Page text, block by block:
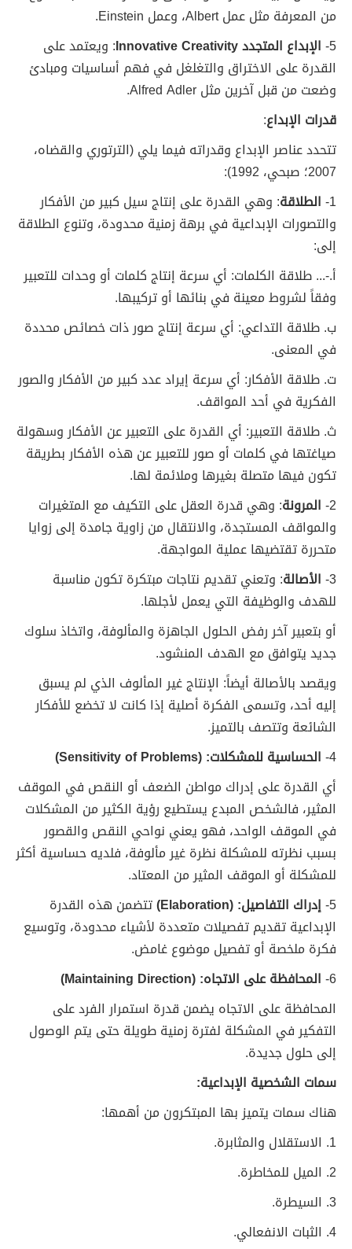
من المعرفة مثل عمل Albert، وعمل Einstein.
5- الإبداع المتجدد Innovative Creativity
: ويعتمد على
القدرة على الاختراق والتغلغل في فهم أساسيات ومبادئ
وضعت من قبل آخرين مثل Alfred Adler.
قدرات الإبداع:
تتحدد عناصر الإبداع وقدراته فيما يلي (الترتوري والقضاه،
2007؛ صبحي، 1992):
1- الطلاقة: وهي القدرة على إنتاج سيل كبير من الأفكار
والتصورات الإبداعية في برهة زمنية محدودة، وتنوع الطلاقة
إلى:
أ‌.-... طلاقة الكلمات: أي سرعة إنتاج كلمات أو وحدات للتعبير
وفقاً لشروط معينة في بنائها أو تركيبها.
ب‌. طلاقة التداعي: أي سرعة إنتاج صور ذات خصائص محددة
في المعنى.
ت‌. طلاقة الأفكار: أي سرعة إيراد عدد كبير من الأفكار والصور
الفكرية في أحد المواقف.
ث‌. طلاقة التعبير: أي القدرة على التعبير عن الأفكار وسهولة
صياغتها في كلمات أو صور للتعبير عن هذه الأفكار بطريقة
تكون فيها متصلة بغيرها وملائمة لها.
2- المرونة: وهي قدرة العقل على التكيف مع المتغيرات
والمواقف المستجدة، والانتقال من زاوية جامدة إلى زوايا
متحررة تقتضيها عملية المواجهة.
3- الأصالة: وتعني تقديم نتاجات مبتكرة تكون مناسبة
للهدف والوظيفة التي يعمل لأجلها.
أو بتعبير آخر رفض الحلول الجاهزة والمألوفة، واتخاذ سلوك
جديد يتوافق مع الهدف المنشود.
ويقصد بالأصالة أيضاً: الإنتاج غير المألوف الذي لم يسبق
إليه أحد، وتسمى الفكرة أصلية إذا كانت لا تخضع للأفكار
الشائعة وتتصف بالتميز.
4- الحساسية للمشكلات: (Sensitivity of Problems)
أي القدرة على إدراك مواطن الضعف أو النقص في الموقف
المثير، فالشخص المبدع يستطيع رؤية الكثير من المشكلات
في الموقف الواحد، فهو يعني نواحي النقص والقصور
بسبب نظرته للمشكلة نظرة غير مألوفة، فلديه حساسية أكثر
للمشكلة أو الموقف المثير من المعتاد.
5- إدراك التفاصيل: (Elaboration)
تتضمن هذه القدرة
الإبداعية تقديم تفصيلات متعددة لأشياء محدودة، وتوسيع
فكرة ملخصة أو تفصيل موضوع غامض.
6- المحافظة على الاتجاه: (Maintaining Direction)
المحافظة على الاتجاه يضمن قدرة استمرار الفرد على
التفكير في المشكلة لفترة زمنية طويلة حتى يتم الوصول
إلى حلول جديدة.
سمات الشخصية الإبداعية:
هناك سمات يتميز بها المبتكرون من أهمها:
1. الاستقلال والمثابرة.
2. الميل للمخاطرة.
3. السيطرة.
4. الثبات الانفعالي.